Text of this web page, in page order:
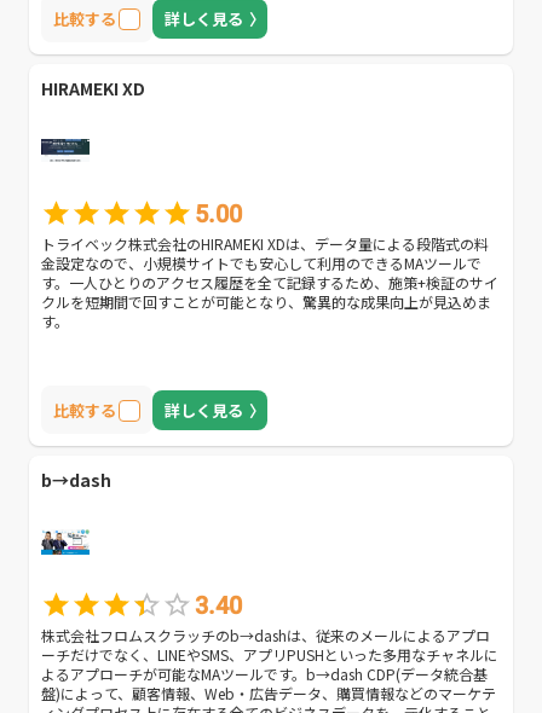
比較する 詳しく見る
HIRAMEKI XD
5.00
トライベック株式会社のHIRAMEKI XDは、データ量による段階式の料
金設定なので、小規模サイトでも安心して利用のできるMAツールで
す。一人ひとりのアクセス履歴を全て記録するため、施策+検証のサイ
クルを短期間で回すことが可能となり、驚異的な成果向上が見込めま
す。
比較する 詳しく見る
b→dash
3.40
株式会社フロムスクラッチのb→dashは、従来のメールによるアプロ
ーチだけでなく、LINEやSMS、アプリPUSHといった多用なチャネルに
よるアプローチが可能なMAツールです。b→dash CDP(データ統合基
盤)によって、顧客情報、Web・広告データ、購買情報などのマーケテ